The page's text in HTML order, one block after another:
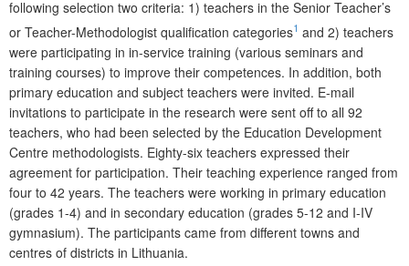
following selection two criteria: 1) teachers in the Senior Teacher’s
or Teacher-Methodologist qualification categories1 and 2) teachers
were participating in in-service training (various seminars and
training courses) to improve their competences. In addition, both
primary education and subject teachers were invited. E-mail
invitations to participate in the research were sent off to all 92
teachers, who had been selected by the Education Development
Centre methodologists. Eighty-six teachers expressed their
agreement for participation. Their teaching experience ranged from
four to 42 years. The teachers were working in primary education
(grades 1-4) and in secondary education (grades 5-12 and I-IV
gymnasium). The participants came from different towns and
centres of districts in Lithuania.